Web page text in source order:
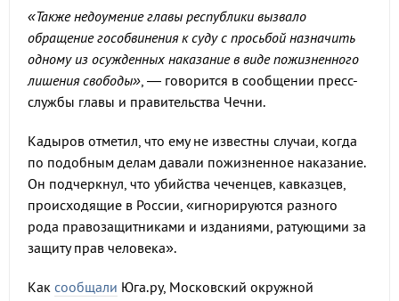
«Также недоумение главы республики вызвало
обращение гособвинения к суду с просьбой назначить
одному из осужденных наказание в виде пожизненного
лишения свободы», — говорится в сообщении пресс-
службы главы и правительства Чечни.
Кадыров отметил, что ему не известны случаи, когда
по подобным делам давали пожизненное наказание.
Он подчеркнул, что убийства чеченцев, кавказцев,
происходящие в России, «игнорируются разного
рода правозащитниками и изданиями, ратующими за
защиту прав человека».
Как сообщали Юга.ру, Московский окружной